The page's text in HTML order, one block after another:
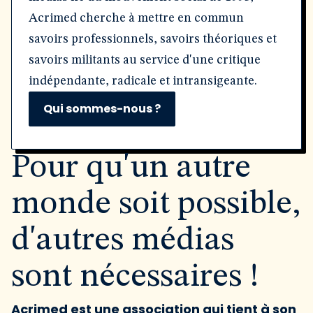
Acrimed cherche à mettre en commun
savoirs professionnels, savoirs théoriques et
savoirs militants au service d'une critique
indépendante, radicale et intransigeante.
Qui sommes-nous ?
Pour qu'un autre
monde soit possible,
d'autres médias
sont nécessaires !
Acrimed est une association qui tient à son